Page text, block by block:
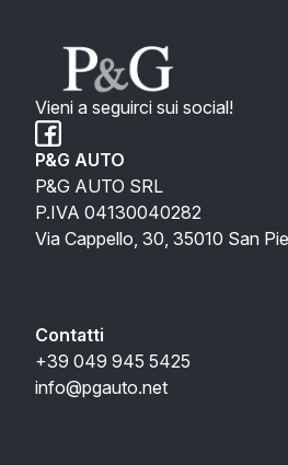
Vieni a seguirci sui social!
P&G AUTO
P&G AUTO SRL
P.IVA 04130040282
Via Cappello, 30, 35010 San
Contatti
+39 049 945 5425
info@pgauto.net